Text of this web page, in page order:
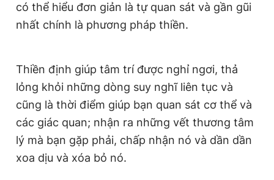
có thể hiểu đơn giản là tự quan sát và gần gũi
nhất chính là phương pháp thiền.
Thiền định giúp tâm trí được nghỉ ngơi, thả
lỏng khỏi những dòng suy nghĩ liên tục và
cũng là thời điểm giúp bạn quan sát cơ thể và
các giác quan; nhận ra những vết thương tâm
lý mà bạn gặp phải, chấp nhận nó và dần dần
xoa dịu và xóa bỏ nó.